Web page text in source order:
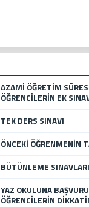
AZAMİ ÖĞRETİM
ÖĞRENCİLERİN EK
TEK DERS SINAVI
ÖNCEKİ ÖĞRENMENİN
BÜTÜNLEME SINAVLARI
YAZ OKULUNA
ÖĞRENCİLERİN